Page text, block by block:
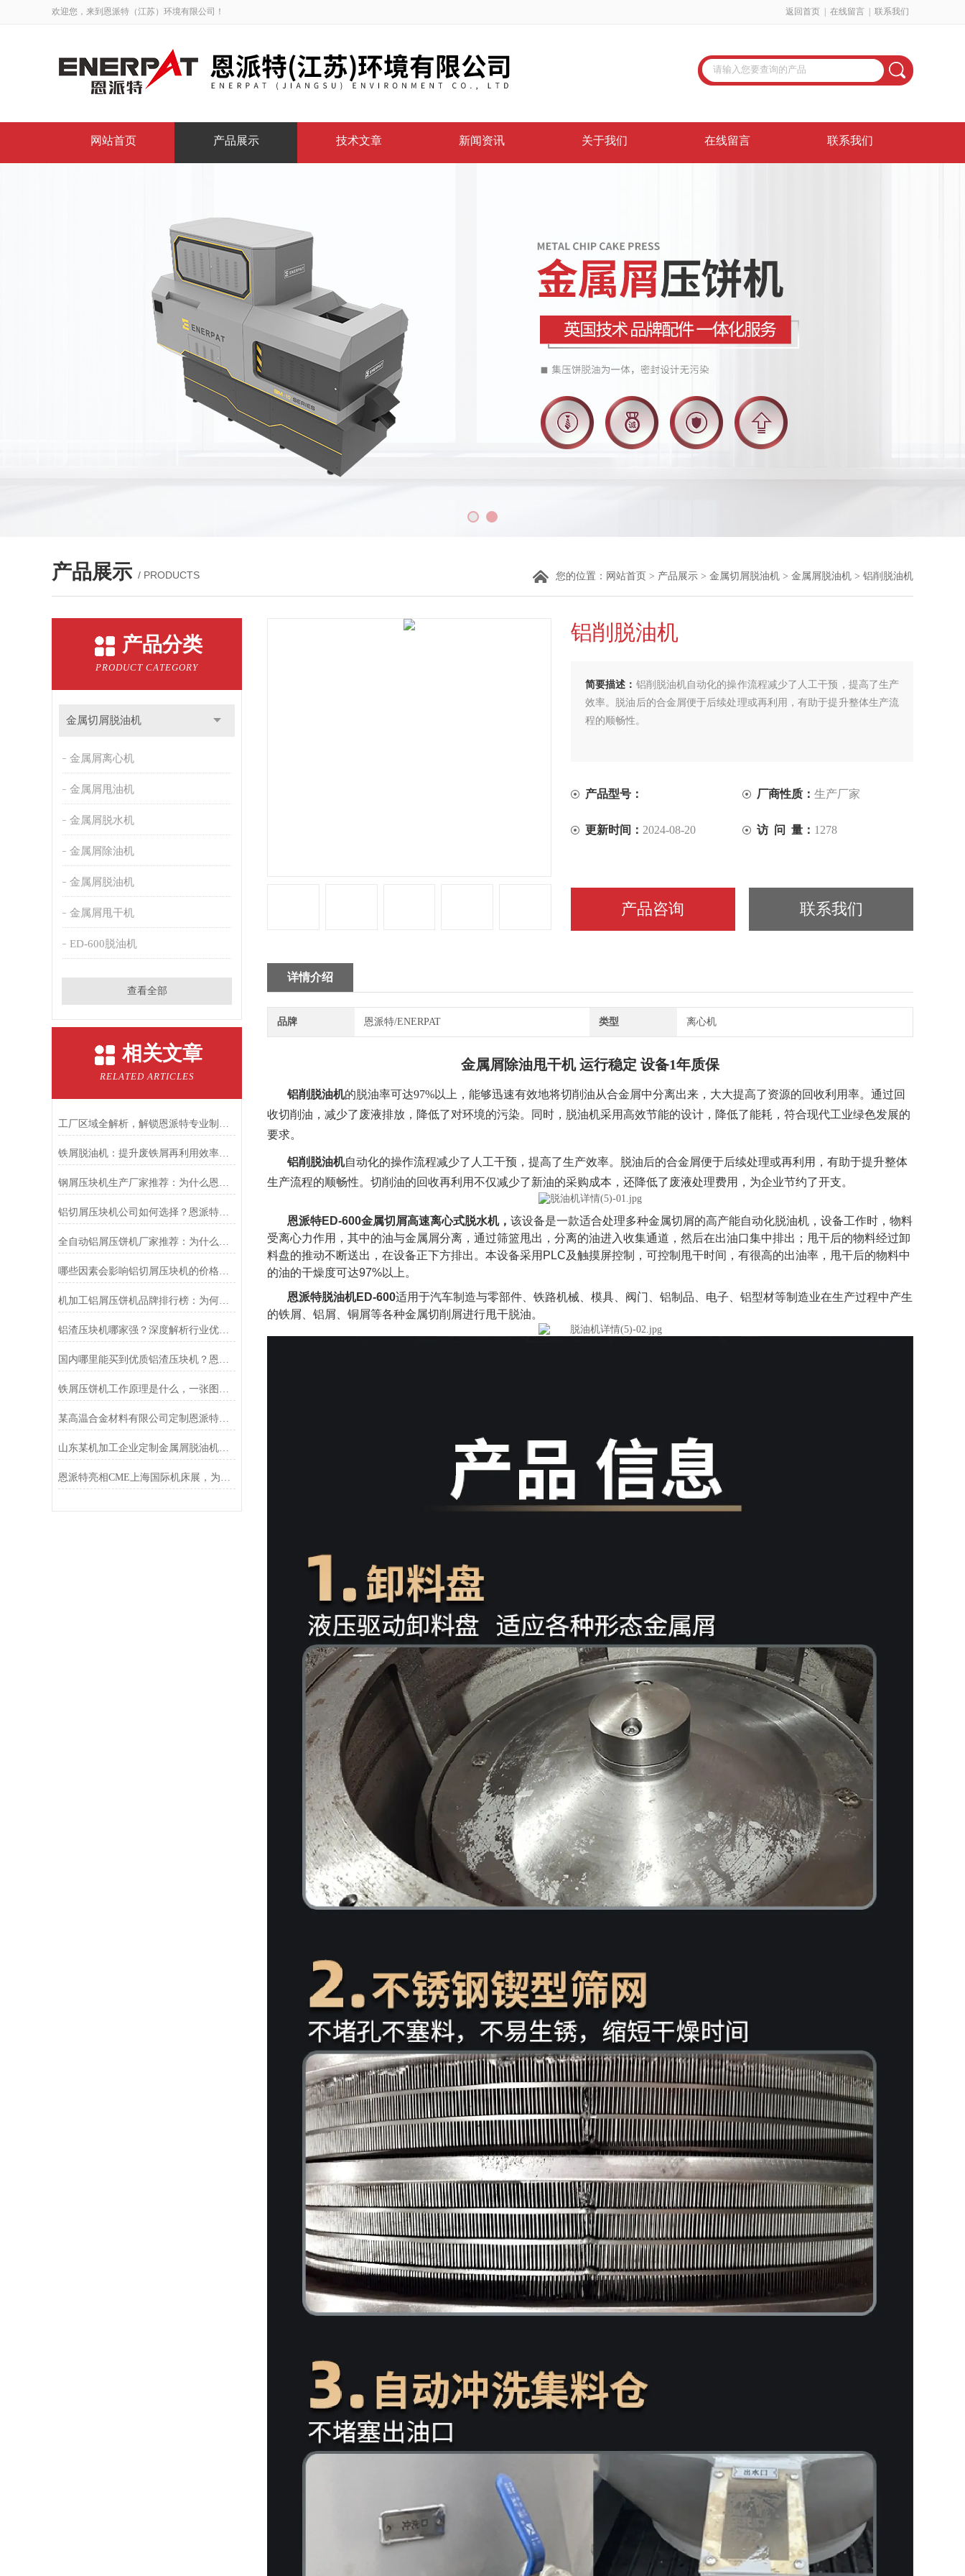
欢迎您，来到恩派特（江苏）环境有限公司！ 返回首页 在线留言 联系我们
网站首页 产品展示 技术文章 新闻资讯 关于我们 在线留言 联系我们
产品展示 / PRODUCTS 您的位置： 网站首页 > 产品展示 > 金属切屑脱油机 > 金属屑脱油机 > 铝削脱油机
产品分类
PRODUCT CATEGORY
金属切屑脱油机
金属屑离心机
金属屑甩油机
金属屑脱水机
金属屑除油机
金属屑脱油机
金属屑甩干机
ED-600脱油机
查看全部
相关文章
RELATED ARTICLES
工厂区域全解析，解锁恩派特专业制造的深度密码
铁屑脱油机：提升废铁屑再利用效率的关键设备
钢屑压块机生产厂家推荐：为什么恩派特是值得关注的品牌？
铝切屑压块机公司如何选择？恩派特品牌以专业与行业变革
全自动铝屑压饼机厂家推荐：为什么恩派特成为行业信赖之选？
哪些因素会影响铝切屑压块机的价格？——深度解析与品牌推荐
机加工铝屑压饼机品牌排行榜：为何恩派特备受推崇？
铝渣压块机哪家强？深度解析行业优选品牌恩派特
国内哪里能买到优质铝渣压块机？恩派特压饼机
铁屑压饼机工作原理是什么，一张图告诉你！
某高温合金材料有限公司定制恩派特脱油机客户案例
山东某机加工企业定制金属屑脱油机案例
恩派特亮相CME上海国际机床展，为机床行业蓄势赋能！
铝削脱油机
简要描述： 铝削脱油机自动化的操作流程减少了人工干预，提高了生产
效率。脱油后的合金屑便于后续处理或再利用，有助于提升整体生产流
程的顺畅性。
产品型号： 厂商性质： 生产厂家
更新时间： 2024-08-20 访 问 量： 1278
产品咨询 联系我们
详情介绍
品牌 恩派特/ENERPAT 类型 离心机
金属屑除油甩干机 运行稳定 设备1年质保
铝削脱油机的脱油率可达97%以上，能够迅速有效地将切削油从合金屑中分离出来，大大提高了资源的回收利用率。通过回
收切削油，减少了废液排放，降低了对环境的污染。同时，脱油机采用高效节能的设计，降低了能耗，符合现代工业绿色发展的
要求。
铝削脱油机自动化的操作流程减少了人工干预，提高了生产效率。脱油后的合金屑便于后续处理或再利用，有助于提升整体
生产流程的顺畅性。切削油的回收再利用不仅减少了新油的采购成本，还降低了废液处理费用，为企业节约了开支。
恩派特ED-600金属切屑高速离心式脱水机， 该设备是一款适合处理多种金属切屑的高产能自动化脱油机，设备工作时，物料
受离心力作用，其中的油与金属屑分离，通过筛篮甩出，分离的油进入收集通道，然后在出油口集中排出；甩干后的物料经过卸
料盘的推动不断送出，在设备正下方排出。本设备采用PLC及触摸屏控制，可控制甩干时间，有很高的出油率，甩干后的物料中
的油的干燥度可达97%以上。
恩派特脱油机ED-600适用于汽车制造与零部件、铁路机械、模具、阀门、铝制品、电子、铝型材等制造业在生产过程中产生
的铁屑、铝屑、铜屑等各种金属切削屑进行甩干脱油。